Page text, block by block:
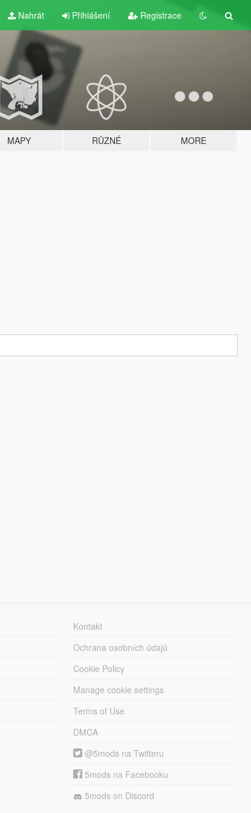
Nahrát Přihlášení Registrace
MAPY RŮZNÉ MORE
Kontakt
Ochrana osobních údajů
Cookie Policy
Manage cookie settings
Terms of Use
DMCA
@5mods na Twitteru
5mods na Facebooku
5mods on Discord